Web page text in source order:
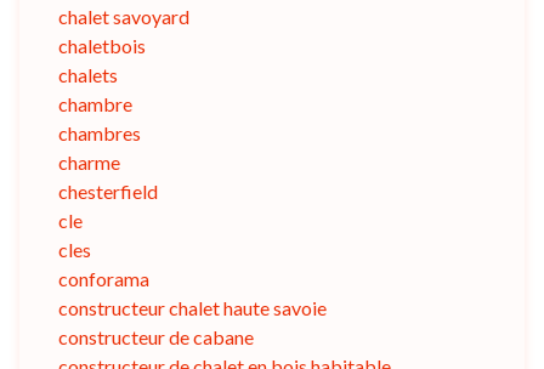
chalet savoyard
chaletbois
chalets
chambre
chambres
charme
chesterfield
cle
cles
conforama
constructeur chalet haute savoie
constructeur de cabane